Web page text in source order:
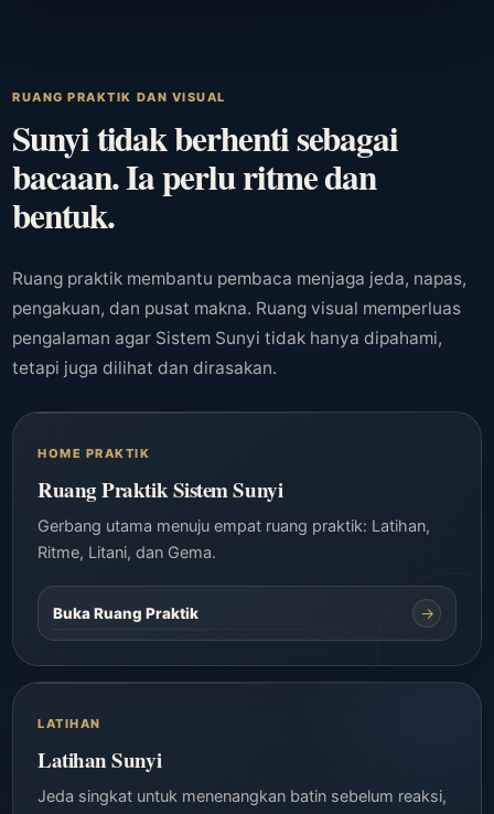
RUANG PRAKTIK DAN VISUAL
Sunyi tidak berhenti sebagai
bacaan. Ia perlu ritme dan
bentuk.
Ruang praktik membantu pembaca menjaga jeda, napas,
pengakuan, dan pusat makna. Ruang visual memperluas
pengalaman agar Sistem Sunyi tidak hanya dipahami,
tetapi juga dilihat dan dirasakan.
HOME PRAKTIK
Ruang Praktik Sistem Sunyi
Gerbang utama menuju empat ruang praktik: Latihan,
Ritme, Litani, dan Gema.
Buka Ruang Praktik →
LATIHAN
Latihan Sunyi
Jeda singkat untuk menenangkan batin sebelum reaksi,